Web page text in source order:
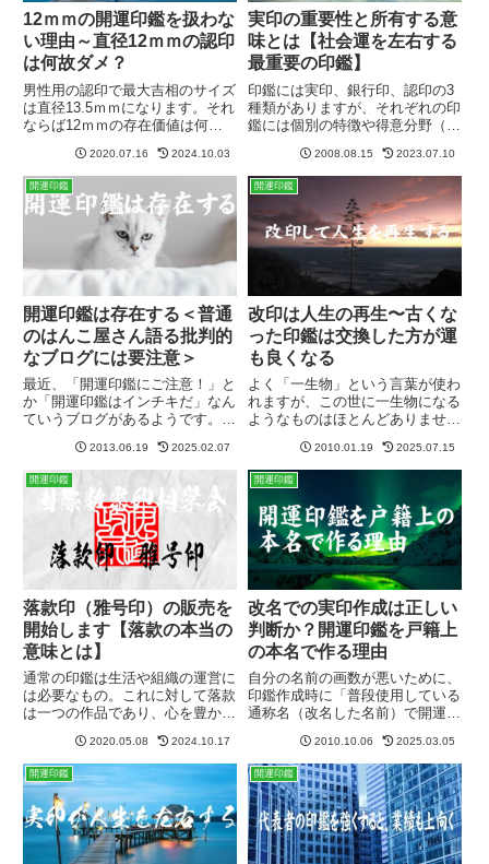
12ｍｍの開運印鑑を扱わな
い理由～直径12ｍｍの認印
は何故ダメ？
男性用の認印で最大吉相のサイズ
は直径13.5ｍｍになります。それ
ならば12ｍｍの存在価値は何な
明らかに立派で風格があり目立ち
ます。誰が見ても立派です。よっ
て認印のサイズは13.5ｍｍの一択
でいいと言えます。
2020.07.16 2024.10.03
実印の重要性と所有する意
味とは【社会運を左右する
最重要の印鑑】
印鑑には実印、銀行印、認印の3
種類がありますが、それぞれの印
鑑には個別の特徴や得意分野（役
大きさや彫り方も違いが出てきま
す。その中でも一番重要であり、
また運勢的にも大きな位置を占め
ているのが【実印】になります。
2008.08.15 2023.07.10
開運印鑑
開運印鑑は存在する＜普通
のはんこ屋さん語る批判的
なブログには要注意＞
最近、「開運印鑑にご注意！」と
か「開運印鑑はインチキだ」なん
ていうブログがあるようです。い
って読んでみると、否定的な普通
のハンコ屋さんが書いているブロ
グでした。まあ無理もない話で
す。開運印鑑が流行ると普通のハ
2013.06.19 2025.02.07
開運印鑑
改印は人生の再生〜古くな
った印鑑は交換した方が運
も良くなる
よく「一生物」という言葉が使わ
れますが、この世に一生物になる
ようなものはほとんどありませ
進み、どのようなものでも劣化・
腐敗していくものです。印鑑も同
じです。改印はひとつの開運方法
象牙のような硬い素材であっても
落...
2010.01.19 2025.07.15
開運印鑑
落款印（雅号印）の販売を
開始します【落款の本当の
意味とは】
通常の印鑑は生活や組織の運営に
は必要なもの。これに対して落款
は一つの作品であり、心を豊かに
とする自分を落款を通して発信で
きる、完全なる個人の自由を表現
する場が落款印なのです。当店で
は落款印を開運印鑑にして販売。
2020.05.08 2024.10.17
開運印鑑
改名での実印作成は正しい
判断か？開運印鑑を戸籍上
の本名で作る理由
自分の名前の画数が悪いために、
印鑑作成時に「普段使用している
通称名（改名した名前）で開運印
ます。「改名の名前で作った方が
いいのでしょうか？」と。しかし
答えは「ノー」となります。開運
印鑑には改名効果ある印鑑には
改...
2010.10.06 2025.03.05
開運印鑑 開運印鑑